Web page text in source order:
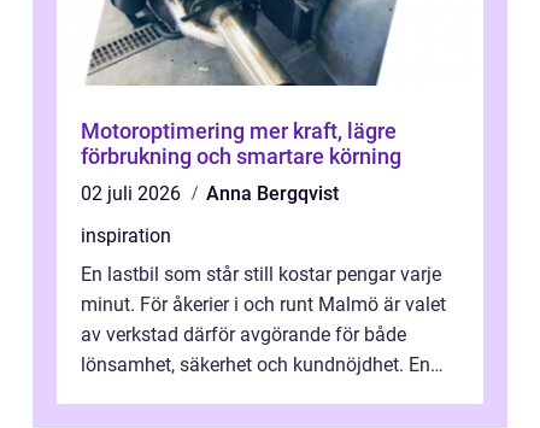
Motoroptimering mer kraft, lägre
förbrukning och smartare körning
02 juli 2026
Anna Bergqvist
inspiration
En lastbil som står still kostar pengar varje
minut. För åkerier i och runt Malmö är valet
av verkstad därför avgörande för både
lönsamhet, säkerhet och kundnöjdhet. En